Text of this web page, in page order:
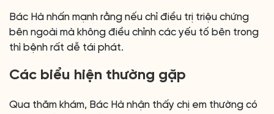
Bác Hà nhấn mạnh rằng nếu chỉ điều trị triệu chứng
bên ngoài mà không điều chỉnh các yếu tố bên trong
thì bệnh rất dễ tái phát.
Các biểu hiện thường gặp
Qua thăm khám, Bác Hà nhận thấy chị em thường có